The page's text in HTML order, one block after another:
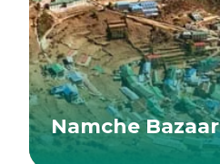
Namche Bazaar